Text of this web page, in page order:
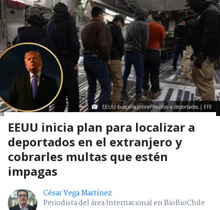
EEUU buscaría cobrar multas a deportados | EFE
EEUU inicia plan para localizar a
deportados en el extranjero y
cobrarles multas que estén
impagas
César Vega Martínez
Periodista del área Internacional en BioBioChile